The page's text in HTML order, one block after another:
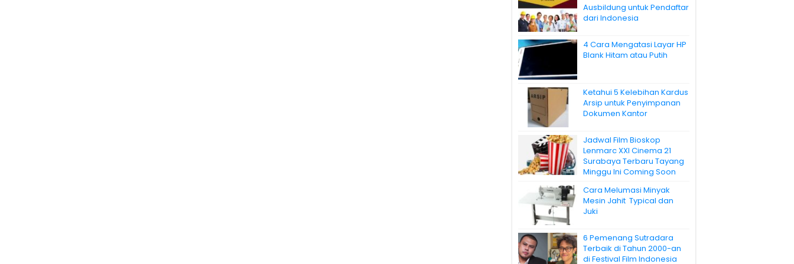
Ausbildung untuk Pendaftar
dari Indonesia
4 Cara Mengatasi Layar HP
Blank Hitam atau Putih
Ketahui 5 Kelebihan Kardus
Arsip untuk Penyimpanan
Dokumen Kantor
Jadwal Film Bioskop
Lenmarc XXI Cinema 21
Surabaya Terbaru Tayang
Minggu Ini Coming Soon
Cara Melumasi Minyak
Mesin Jahit Typical dan
Juki
6 Pemenang Sutradara
Terbaik di Tahun 2000-an
di Festival Film Indonesia